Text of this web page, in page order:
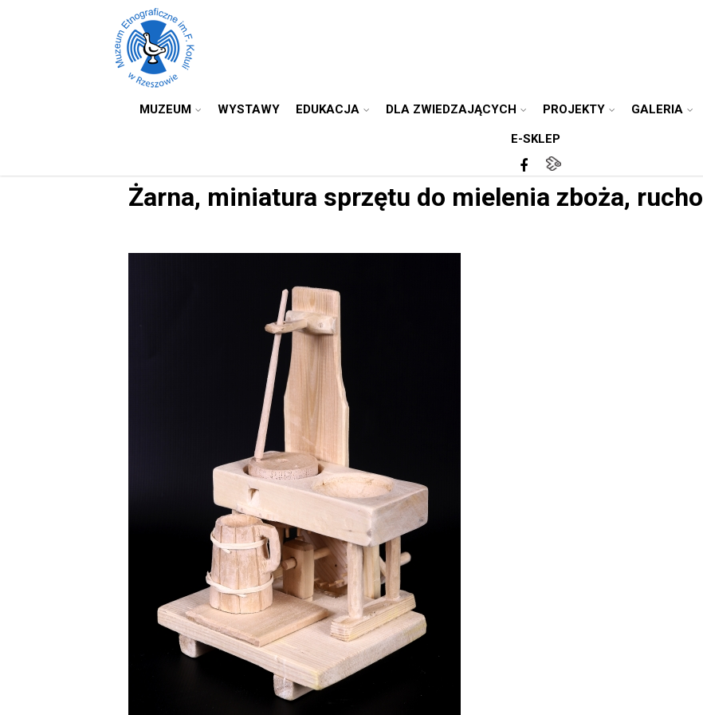
MUZEUM WYSTAWY EDUKACJA DLA ZWIEDZAJĄCYCH PROJEKTY GALERIA
E-SKLEP
Żarna, miniatura sprzętu do mielenia zboża,